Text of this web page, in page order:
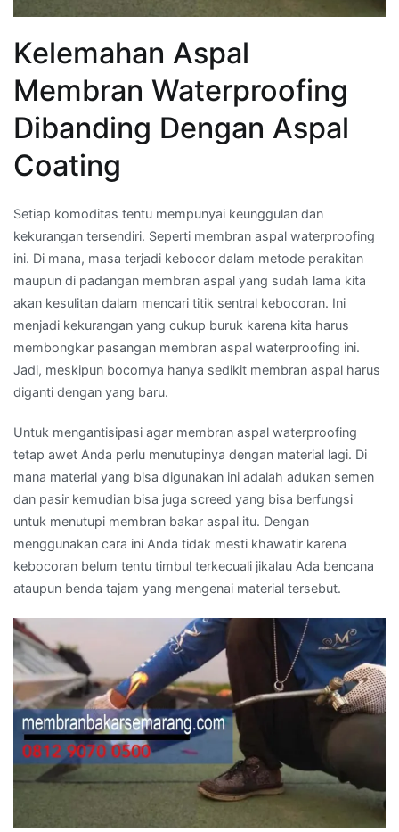
Kelemahan Aspal
Membran Waterproofing
Dibanding Dengan Aspal
Coating
Setiap komoditas tentu mempunyai keunggulan dan
kekurangan tersendiri. Seperti membran aspal waterproofing
ini. Di mana, masa terjadi kebocor dalam metode perakitan
maupun di padangan membran aspal yang sudah lama kita
akan kesulitan dalam mencari titik sentral kebocoran. Ini
menjadi kekurangan yang cukup buruk karena kita harus
membongkar pasangan membran aspal waterproofing ini.
Jadi, meskipun bocornya hanya sedikit membran aspal harus
diganti dengan yang baru.
Untuk mengantisipasi agar membran aspal waterproofing
tetap awet Anda perlu menutupinya dengan material lagi. Di
mana material yang bisa digunakan ini adalah adukan semen
dan pasir kemudian bisa juga screed yang bisa berfungsi
untuk menutupi membran bakar aspal itu. Dengan
menggunakan cara ini Anda tidak mesti khawatir karena
kebocoran belum tentu timbul terkecuali jikalau Ada bencana
ataupun benda tajam yang mengenai material tersebut.